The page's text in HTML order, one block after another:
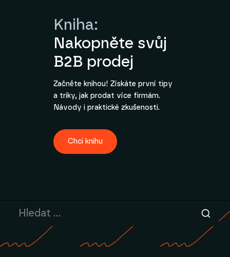
Kniha:
Nakopněte svůj
B2B prodej
Začněte knihou! Získáte první tipy
a triky, jak prodat více firmám.
Návody i praktické zkušenosti.
Chci knihu